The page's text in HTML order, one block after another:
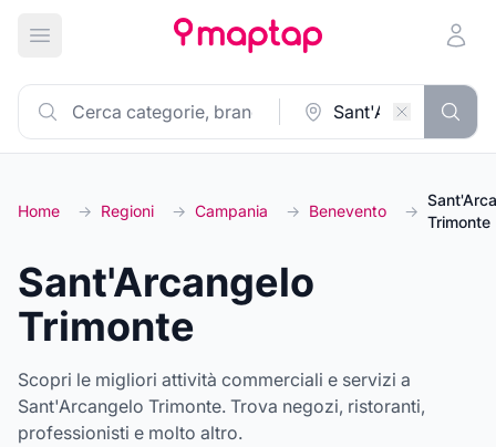
Apri menu principale
Home → Regioni → Campania → Benevento →
Trimonte
Sant'Arcangelo
Trimonte
Scopri le migliori attività commerciali e servizi a
Sant'Arcangelo Trimonte. Trova negozi, ristoranti,
professionisti e molto altro.